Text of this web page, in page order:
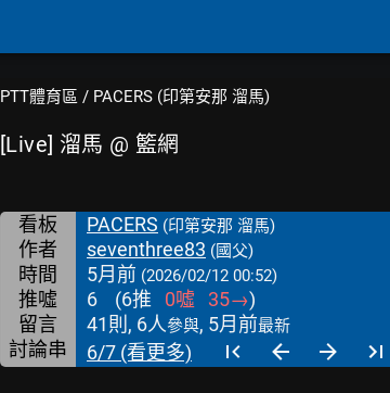
PTT體育區 / PACERS (印第安那 溜馬)
[Live] 溜馬 @ 籃網
看板 PACERS (印第安那 溜馬)
作者 seventhree83 (國父)
時間 5月前 (2026/02/12 00:52)
推噓 6 (6推 0噓 35→)
留言
41則, 6人參與, 5月前最新
討論串 6/7 (看更多)